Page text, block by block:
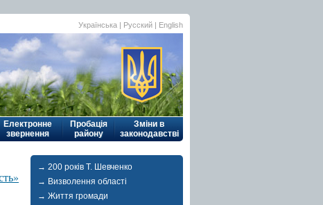
Українська | Русский | English
Електронне
звернення
Пробація
району
Зміни в
законодавстві
→ 200 років Т. Шевченко
→ Визволення області
→ Життя громади